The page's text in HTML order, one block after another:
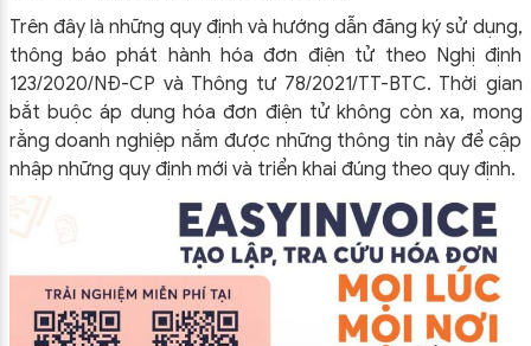
Trên đây là những quy định và hướng dẫn đăng ký sử dụng,
thông báo phát hành hóa đơn điện tử theo Nghị định
123/2020/NĐ-CP và Thông tư 78/2021/TT-BTC. Thời gian
bắt buộc áp dụng hóa đơn điện tử không còn xa, mong
rằng doanh nghiệp nắm được những thông tin này để cập
nhập những quy định mới và triển khai đúng theo quy định.